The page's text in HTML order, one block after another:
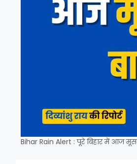
Bihar Rain Alert : पूरे बिहार में आज